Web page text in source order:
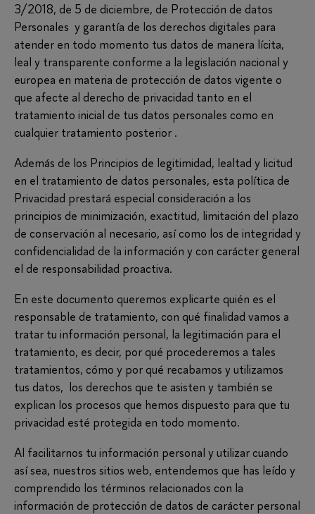
3/2018, de 5 de diciembre, de Protección de datos
Personales y garantía de los derechos digitales para
atender en todo momento tus datos de manera lícita,
leal y transparente conforme a la legislación nacional y
europea en materia de protección de datos vigente o
que afecte al derecho de privacidad tanto en el
tratamiento inicial de tus datos personales como en
cualquier tratamiento posterior .
Además de los Principios de legitimidad, lealtad y licitud
en el tratamiento de datos personales, esta política de
Privacidad prestará especial consideración a los
principios de minimización, exactitud, limitación del plazo
de conservación al necesario, así como los de integridad y
confidencialidad de la información y con carácter general
el de responsabilidad proactiva.
En este documento queremos explicarte quién es el
responsable de tratamiento, con qué finalidad vamos a
tratar tu información personal, la legitimación para el
tratamiento, es decir, por qué procederemos a tales
tratamientos, cómo y por qué recabamos y utilizamos
tus datos, los derechos que te asisten y también se
explican los procesos que hemos dispuesto para que tu
privacidad esté protegida en todo momento.
Al facilitarnos tu información personal y utilizar cuando
así sea, nuestros sitios web, entendemos que has leído y
comprendido los términos relacionados con la
información de protección de datos de carácter personal